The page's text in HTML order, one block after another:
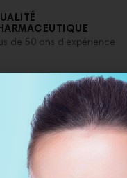
de 50 ans d'expérience